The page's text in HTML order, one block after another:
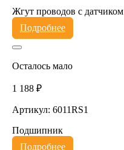
Жгут проводов с датчиком
Подробнее
Осталось мало
1 188 ₽
Артикул: 6011RS1
Подшипник
Подробнее